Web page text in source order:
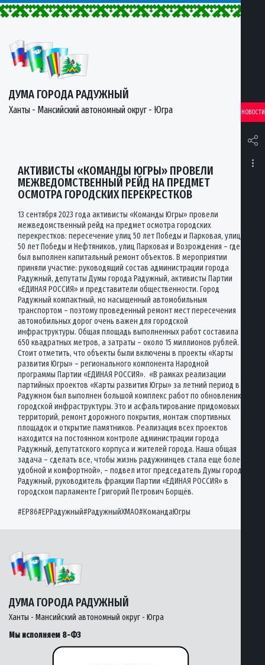
ДУМА ГОРОДА РАДУЖНЫЙ
Ханты - Мансийский автономный округ - Югра НОВОСТИ
АКТИВИСТЫ «КОМАНДЫ ЮГРЫ» ПРОВЕЛИ
МЕЖВЕДОМСТВЕННЫЙ РЕЙД НА ПРЕДМЕТ
ОСМОТРА ГОРОДСКИХ ПЕРЕКРЕСТКОВ
13 сентября 2023 года активисты «Команды Югры» провели
межведомственный рейд на предмет осмотра городских
перекрестков: пересечение улиц 50 лет Победы и Парковая, улиц
50 лет Победы и Нефтяников, улиц Парковая и Возрождения – где
был выполнен капитальный ремонт объектов. В мероприятии
приняли участие: руководящий состав администрации города
Радужный, депутаты Думы города Радужный, активисты Партии
«ЕДИНАЯ РОССИЯ» и представители общественности. Город
Радужный компактный, но насыщенный автомобильным
транспортом – поэтому проведенный ремонт мест пересечения
автомобильных дорог очень важен для городской
инфраструктуры. Общая площадь выполненных работ составила 4
650 квадратных метров, а затраты – около 15 миллионов рублей.
Стоит отметить, что объекты были включены в проекты «Карты
развития Югры» – регионального компонента Народной
программы Партии «ЕДИНАЯ РОССИЯ». «В рамках реализации
партийных проектов «Карты развития Югры» за летний период в
Радужном был выполнен большой комплекс работ по обновлению
городской инфраструктуры. Это и асфальтирование придомовых
территорий, ремонт дорожного покрытия, монтаж спортивных
площадок и открытие памятников. Реализация всех проектов
находится на постоянном контроле администрации города
Радужный, депутатского корпуса и жителей города. Наша общая
задача – сделать все, чтобы жизнь радужнинцев стала еще более
удобной и комфортной», – подвел итог председатель Думы города
Радужный, руководитель фракции Партии «ЕДИНАЯ РОССИЯ» в
городском парламенте Григорий Петрович Борщёв.
#ЕР86#ЕРРадужный#РадужныйХМАО#КомандаЮгры
ДУМА ГОРОДА РАДУЖНЫЙ
Ханты - Мансийский автономный округ - Югра
Мы исполняем 8-ФЗ